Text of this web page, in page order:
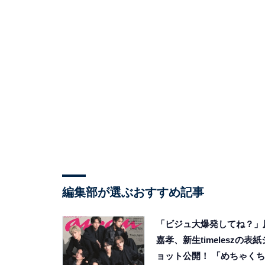
編集部が選ぶおすすめ記事
「ビジュ大爆発してね？」
嘉孝、新生timeleszの表紙
ョット公開！ 「めちゃくち